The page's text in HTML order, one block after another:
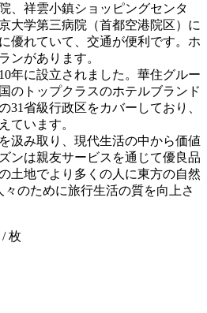
、祥雲小鎮ショッピングセンタ
大学第三病院（首都空港院区）に
優れていて、交通が便利です。ホ
ンがあります。
年に設立されました。華住グルー
のトップクラスのホテルブランド
31省級行政区をカバーしており、
ています。
汲み取り、現代生活の中から価値
ンは親友サービスを通じて優良品
土地でより多くの人に東方の自然
のために旅行生活の質を向上さ
枚